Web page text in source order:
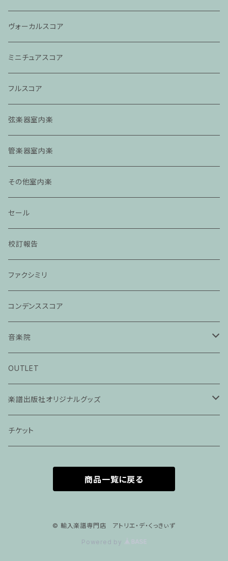
ヴォーカルスコア
ミニチュアスコア
フルスコア
弦楽器室内楽
管楽器室内楽
その他室内楽
セール
校訂報告
ファクシミリ
コンデンススコア
音楽院
ピアノ科３０分レッスン
ピアノ科４５分レッスン
家族割プラン
家族割適用プラン2
声楽ピアノ４５分レッスン
ヴァイオリンピアノ６０分レッスン
OUTLET
楽譜出版社オリジナルグッズ
アパレル
チケット
商品一覧に戻る
© 輸入楽譜専門店 アトリエ・デ・くっきぃず
Powered by